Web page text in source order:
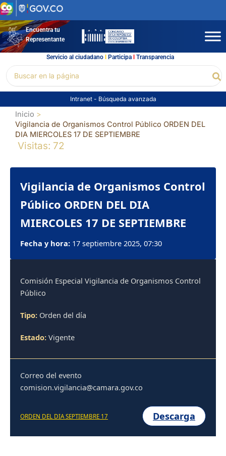
Ir
al
contenidoEncuentra tu
Representante
Servicio al ciudadano l Participal Transparencia
por:
Intranet - Búsqueda avanzada
Inicio
Vigilancia de Organismos Control Público ORDEN DEL
DIA MIERCOLES 17 DE SEPTIEMBRE
Visitas: 72
Vigilancia de Organismos Control
Público ORDEN DEL DIA
MIERCOLES 17 DE SEPTIEMBRE
Fecha y hora: 17 septiembre 2025, 07:30
Comisión Especial Vigilancia de Organismos Control
Público
Tipo: Orden del día
Estado: Vigente
Correo del evento
comision.vigilancia@camara.gov.co
ORDEN DEL DIA SEPTIEMBRE 17 Descarga